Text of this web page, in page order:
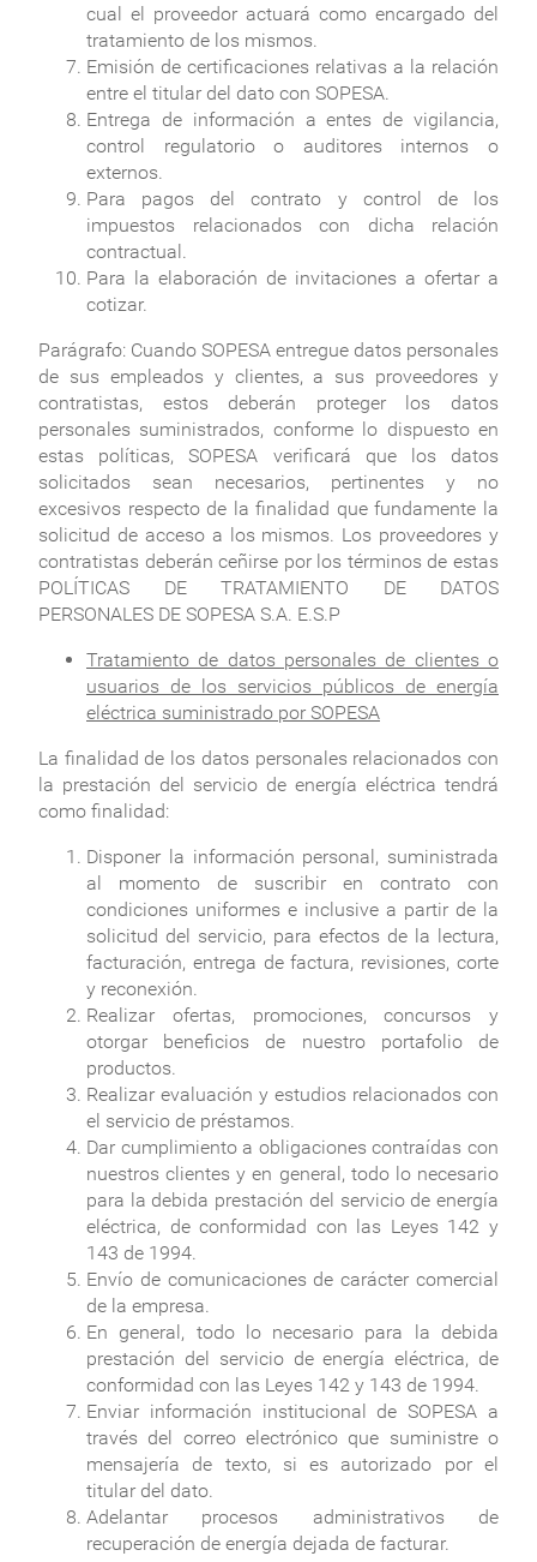
cual el proveedor actuará como encargado del
tratamiento de los mismos.
Emisión de certificaciones relativas a la relación
entre el titular del dato con SOPESA.
Entrega de información a entes de vigilancia,
control regulatorio o auditores internos o
externos.
Para pagos del contrato y control de los
impuestos relacionados con dicha relación
contractual.
Para la elaboración de invitaciones a ofertar a
cotizar.
Parágrafo: Cuando SOPESA entregue datos personales
de sus empleados y clientes, a sus proveedores y
contratistas, estos deberán proteger los datos
personales suministrados, conforme lo dispuesto en
estas políticas, SOPESA verificará que los datos
solicitados sean necesarios, pertinentes y no
excesivos respecto de la finalidad que fundamente la
solicitud de acceso a los mismos. Los proveedores y
contratistas deberán ceñirse por los términos de estas
POLÍTICAS DE TRATAMIENTO DE DATOS
PERSONALES DE SOPESA S.A. E.S.P
Tratamiento de datos personales de clientes o
usuarios de los servicios públicos de energía
eléctrica suministrado por SOPESA
La finalidad de los datos personales relacionados con
la prestación del servicio de energía eléctrica tendrá
como finalidad:
Disponer la información personal, suministrada
al momento de suscribir en contrato con
condiciones uniformes e inclusive a partir de la
solicitud del servicio, para efectos de la lectura,
facturación, entrega de factura, revisiones, corte
y reconexión.
Realizar ofertas, promociones, concursos y
otorgar beneficios de nuestro portafolio de
productos.
Realizar evaluación y estudios relacionados con
el servicio de préstamos.
Dar cumplimiento a obligaciones contraídas con
nuestros clientes y en general, todo lo necesario
para la debida prestación del servicio de energía
eléctrica, de conformidad con las Leyes 142 y
143 de 1994.
Envío de comunicaciones de carácter comercial
de la empresa.
En general, todo lo necesario para la debida
prestación del servicio de energía eléctrica, de
conformidad con las Leyes 142 y 143 de 1994.
Enviar información institucional de SOPESA a
través del correo electrónico que suministre o
mensajería de texto, si es autorizado por el
titular del dato.
Adelantar procesos administrativos de
recuperación de energía dejada de facturar.